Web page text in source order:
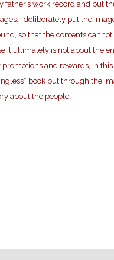
father’s work record and put
I deliberately put the
so that the contents cannot
it ultimately is not about the
promotions and rewards, in this
book but through the
about the people.